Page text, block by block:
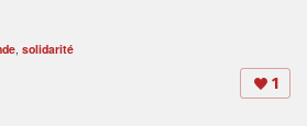
solidarité
1